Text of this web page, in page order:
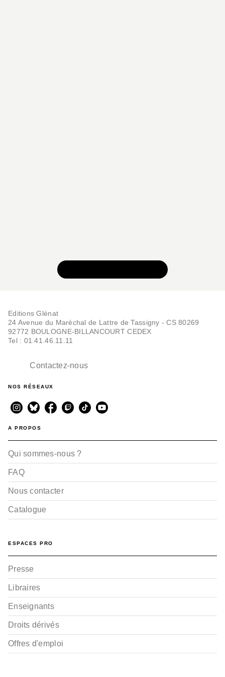
Le Dernier Cathare -
Arnaud Delalande
Le Dernier Cathare -
Tome 04
Tome 03 NE
Editions Glénat
24 Avenue du Maréchal de Lattre de Tassigny - CS 80269
92772 BOULOGNE-BILLANCOURT CEDEX
Tel : 01.41.46.11.11
Contactez-nous
NOS RÉSEAUX
A PROPOS
Qui sommes-nous ?
FAQ
Nous contacter
Catalogue
ESPACES PRO
Presse
Libraires
Enseignants
Droits dérivés
Offres d'emploi